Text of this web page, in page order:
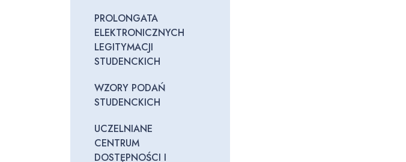
PROLONGATA
ELEKTRONICZNYCH
LEGITYMACJI
STUDENCKICH
WZORY PODAŃ
STUDENCKICH
UCZELNIANE
CENTRUM
DOSTĘPNOŚCI I